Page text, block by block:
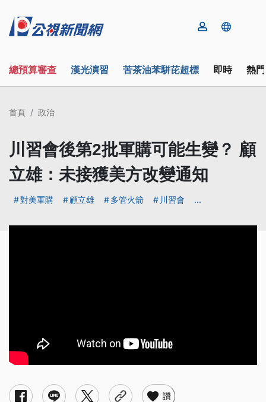
總預算審查 漢光演習 苦茶油苯駢芘超標 即時 熱
首頁 政治
川習會後第2批軍購可能生變？ 顧
立雄：未接獲美方改變通知
對美軍購 顧立雄 多管火箭 川習會 ...
讚